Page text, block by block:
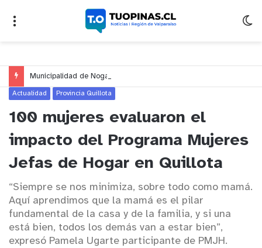
Actualidad Provincia Quillota
100 mujeres evaluaron el
impacto del Programa Mujeres
Jefas de Hogar en Quillota
“Siempre se nos minimiza, sobre todo como mamá.
Aquí aprendimos que la mamá es el pilar
fundamental de la casa y de la familia, y si una
está bien, todos los demás van a estar bien”,
expresó Pamela Ugarte participante de PMJH.